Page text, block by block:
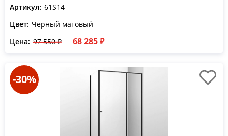
Артикул: 61S14
Цвет: Черный матовый
Цена: 97 550 ₽ 68 285 ₽
-30%